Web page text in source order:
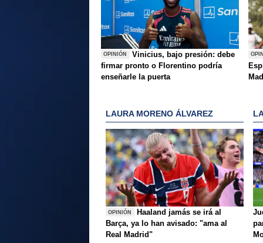
OPINIÓN
Vinicius, bajo presión: debe
firmar pronto o Florentino podría
enseñarle la puerta
LAURA MORENO ÁLVAREZ
OPINIÓN
Haaland jamás se irá al
Barça, ya lo han avisado: "ama al
Real Madrid"